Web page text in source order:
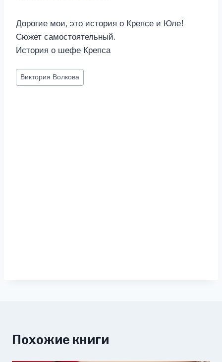
Дорогие мои, это история о Крепсе и Юле!
Сюжет самостоятельный.
История о шефе Крепса
Метки
записи:
Виктория Волкова
Похожие книги